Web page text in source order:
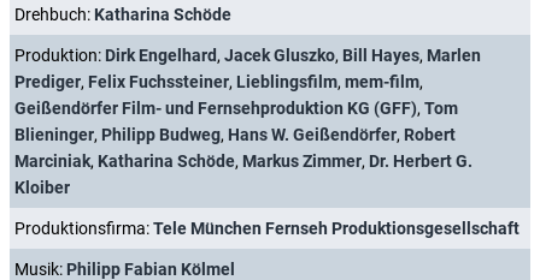
Drehbuch: Katharina Schöde
Produktion: Dirk Engelhard , Jacek Gluszko, Bill Hayes, Marlen
Prediger, Felix Fuchssteiner, Lieblingsfilm, mem-film,
Geißendörfer Film- und Fernsehproduktion KG (GFF), Tom
Blieninger, Philipp Budweg, Hans W. Geißendörfer, Robert
Marciniak, Katharina Schöde, Markus Zimmer, Dr. Herbert G.
Kloiber
Produktionsfirma:Tele München Fernseh Produktionsgesellschaft
Musik: Philipp Fabian Kölmel